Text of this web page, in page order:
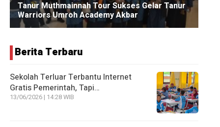
Berita Terbaru
Sekolah Terluar Terbantu Internet
Gratis Pemerintah, Tapi…
13/06/2026 | 14:28 WIB